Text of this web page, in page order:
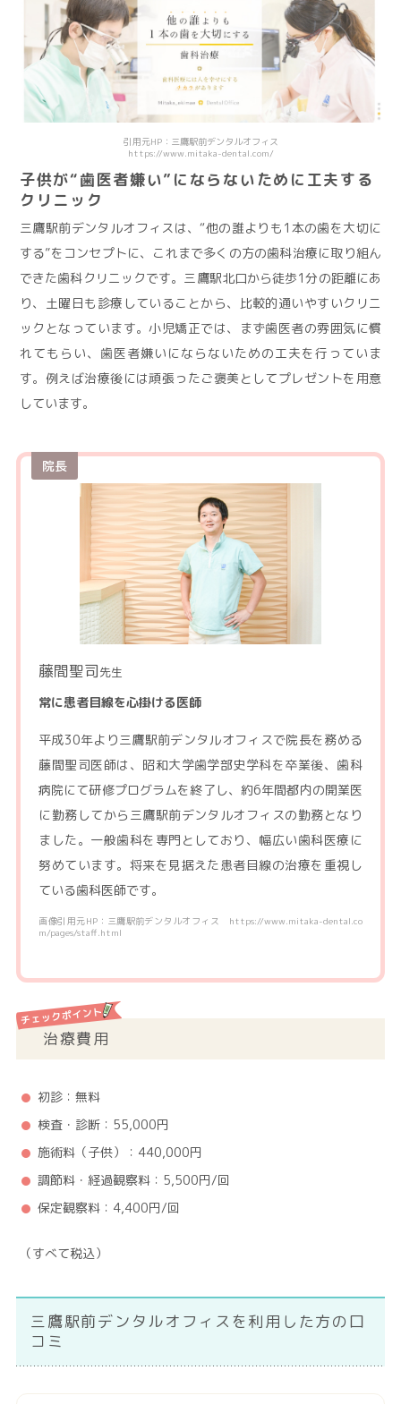
引用元HP：三鷹駅前デンタルオフィス
https://www.mitaka-dental.com/
子供が“歯医者嫌い”にならないために工夫する
クリニック
三鷹駅前デンタルオフィスは、“他の誰よりも1本の歯を大切に
する”をコンセプトに、これまで多くの方の歯科治療に取り組ん
できた歯科クリニックです。三鷹駅北口から徒歩1分の距離にあ
り、土曜日も診療していることから、比較的通いやすいクリニ
ックとなっています。小児矯正では、まず歯医者の雰囲気に慣
れてもらい、歯医者嫌いにならないための工夫を行っていま
す。例えば治療後には頑張ったご褒美としてプレゼントを用意
しています。
院長
藤間聖司先生
常に患者目線を心掛ける医師
平成30年より三鷹駅前デンタルオフィスで院長を務める
藤間聖司医師は、昭和大学歯学部史学科を卒業後、歯科
病院にて研修プログラムを終了し、約6年間都内の開業医
に勤務してから三鷹駅前デンタルオフィスの勤務となり
ました。一般歯科を専門としており、幅広い歯科医療に
努めています。将来を見据えた患者目線の治療を重視し
ている歯科医師です。
画像引用元HP：三鷹駅前デンタルオフィス https://www.mitaka-dental.co
m/pages/staff.html
治療費用
初診：無料
検査・診断：55,000円
施術料（子供）：440,000円
調節料・経過観察料：5,500円/回
保定観察料：4,400円/回
（すべて税込）
三鷹駅前デンタルオフィスを利用した方の口
コミ